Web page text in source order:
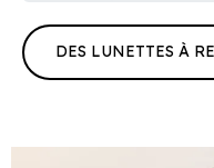
DES LUNETTES À